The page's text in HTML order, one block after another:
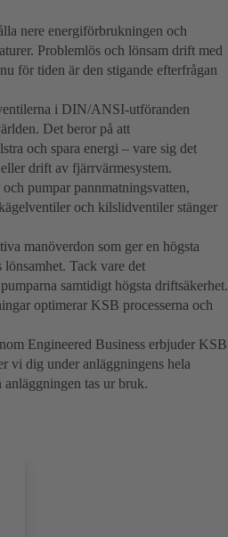
nere energiförbrukningen och
Problemlös och lönsam drift med
för tiden är den stigande efterfrågan
i DIN/ANSI-utföranden
Det beror på att
och spara energi – vare sig det
drift av fjärrvärmesystem.
pumpar pannmatningsvatten,
och kilslidventiler stänger
manöverdon som ger en högsta
Tack vare det
samtidigt högsta driftsäkerhet.
optimerar KSB processerna och
Engineered Business erbjuder KSB
vi dig under anläggningens hela
tas ur bruk.